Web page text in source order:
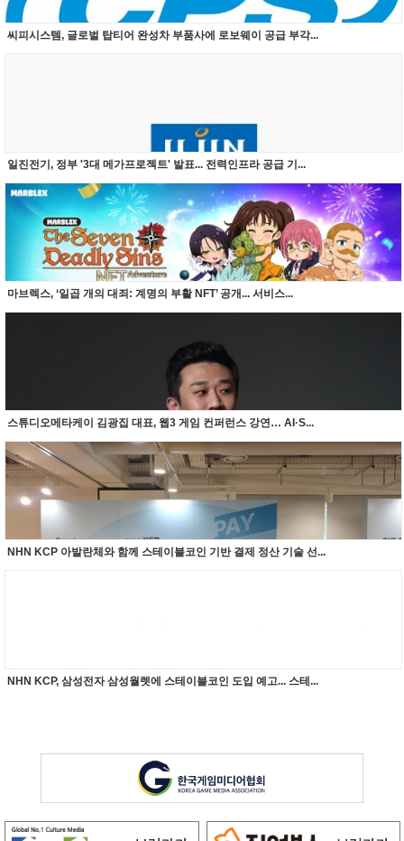
씨피시스템, 글로벌 탑티어 완성차 부품사에 로보웨이 공급 부각...
일진전기, 정부 '3대 메가프로젝트' 발표... 전력인프라 공급 기...
마브렉스, ‘일곱 개의 대죄: 계명의 부활 NFT’ 공개... 서비스...
스튜디오메타케이 김광집 대표, 웹3 게임 컨퍼런스 강연… AI·S...
NHN KCP 아발란체와 함께 스테이블코인 기반 결제 정산 기술 선...
NHN KCP, 삼성전자 삼성월렛에 스테이블코인 도입 예고... 스테...